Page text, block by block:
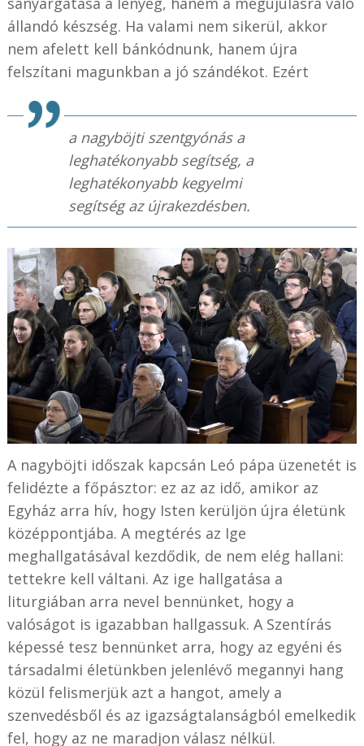
állandó készség. Ha valami nem sikerül, akkor
nem afelett kell bánkódnunk, hanem újra
felszítani magunkban a jó szándékot. Ezért
a nagyböjti szentgyónás a
leghatékonyabb segítség, a
leghatékonyabb kegyelmi
segítség az újrakezdésben.
A nagyböjti időszak kapcsán Leó pápa üzenetét is
felidézte a főpásztor: ez az az idő, amikor az
Egyház arra hív, hogy Isten kerüljön újra életünk
középpontjába. A megtérés az Ige
meghallgatásával kezdődik, de nem elég hallani:
tettekre kell váltani. Az ige hallgatása a
liturgiában arra nevel bennünket, hogy a
valóságot is igazabban hallgassuk. A Szentírás
képessé tesz bennünket arra, hogy az egyéni és
társadalmi életünkben jelenlévő megannyi hang
közül felismerjük azt a hangot, amely a
szenvedésből és az igazságtalanságból emelkedik
fel, hogy az ne maradjon válasz nélkül.